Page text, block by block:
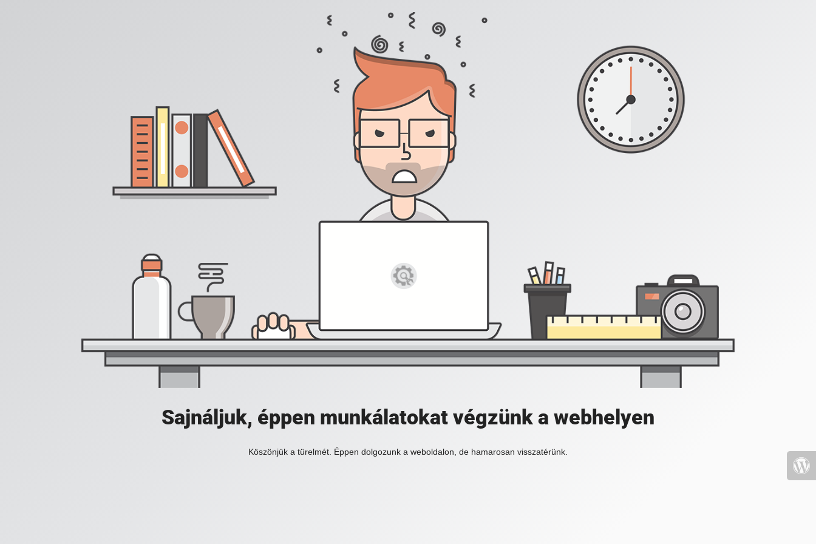
Sajnáljuk, éppen munkálatokat végzünk a webhelyen
Köszönjük a türelmét. Éppen dolgozunk a weboldalon, de hamarosan visszatérünk.